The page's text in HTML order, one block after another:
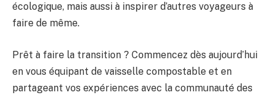
écologique, mais aussi à inspirer d’autres voyageurs à
faire de même.
Prêt à faire la transition ? Commencez dès aujourd’hui
en vous équipant de vaisselle compostable et en
partageant vos expériences avec la communauté des